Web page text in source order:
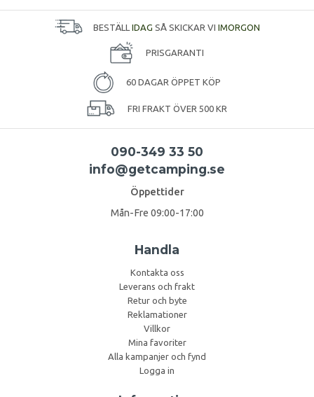
BESTÄLL IDAG SÅ SKICKAR VI IMORGON
PRISGARANTI
60 DAGAR ÖPPET KÖP
FRI FRAKT ÖVER 500 KR
090-349 33 50
info@getcamping.se
Öppettider
Mån-Fre 09:00-17:00
Handla
Kontakta oss
Leverans och frakt
Retur och byte
Reklamationer
Villkor
Mina favoriter
Alla kampanjer och fynd
Logga in